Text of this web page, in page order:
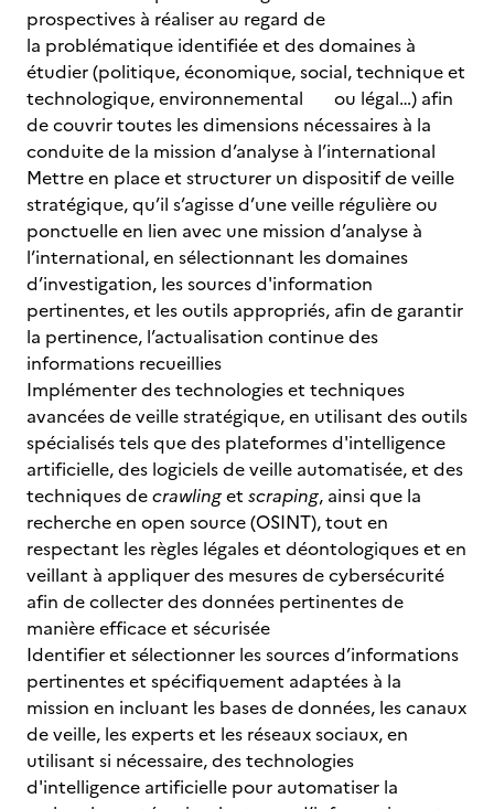
prospectives à réaliser au regard de
la problématique identifiée et des domaines à
étudier (politique, économique, social, technique et
technologique, environnemental ou légal…) afin
de couvrir toutes les dimensions nécessaires à la
conduite de la mission d’analyse à l’international
Mettre en place et structurer un dispositif de veille
stratégique, qu’il s’agisse d’une veille régulière ou
ponctuelle en lien avec une mission d’analyse à
l’international, en sélectionnant les domaines
d’investigation, les sources d'information
pertinentes, et les outils appropriés, afin de garantir
la pertinence, l’actualisation continue des
informations recueillies
Implémenter des technologies et techniques
avancées de veille stratégique, en utilisant des outils
spécialisés tels que des plateformes d'intelligence
artificielle, des logiciels de veille automatisée, et des
techniques decrawlinget scraping, ainsi que la
recherche en open source (OSINT), tout en
respectant les règles légales et déontologiques et en
veillant à appliquer des mesures de cybersécurité
afin de collecter des données pertinentes de
manière efficace et sécurisée
Identifier et sélectionner les sources d’informations
pertinentes et spécifiquement adaptées à la
mission en incluant les bases de données, les canaux
de veille, les experts et les réseaux sociaux, en
utilisant si nécessaire, des technologies
d'intelligence artificielle pour automatiser la